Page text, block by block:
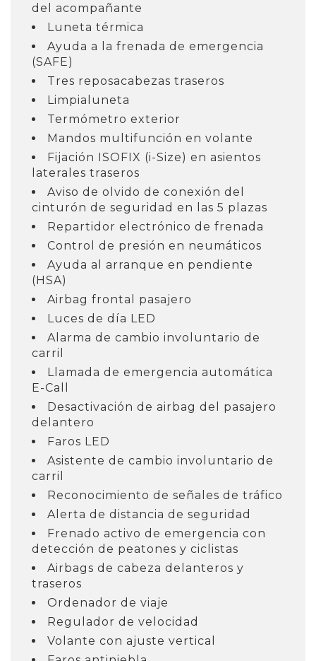
del acompañante
Luneta térmica
Ayuda a la frenada de emergencia
(SAFE)
Tres reposacabezas traseros
Limpialuneta
Termómetro exterior
Mandos multifunción en volante
Fijación ISOFIX (i-Size) en asientos
laterales traseros
Aviso de olvido de conexión del
cinturón de seguridad en las 5 plazas
Repartidor electrónico de frenada
Control de presión en neumáticos
Ayuda al arranque en pendiente
(HSA)
Airbag frontal pasajero
Luces de día LED
Alarma de cambio involuntario de
carril
Llamada de emergencia automática
E-Call
Desactivación de airbag del pasajero
delantero
Faros LED
Asistente de cambio involuntario de
carril
Reconocimiento de señales de tráfico
Alerta de distancia de seguridad
Frenado activo de emergencia con
detección de peatones y ciclistas
Airbags de cabeza delanteros y
traseros
Ordenador de viaje
Regulador de velocidad
Volante con ajuste vertical